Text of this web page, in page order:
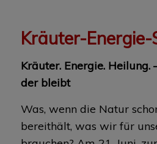
Kräuter-Energie-
Kräuter. Energie. Heilung.
der bleibt
Was, wenn die Natur
bereithält, was wir für